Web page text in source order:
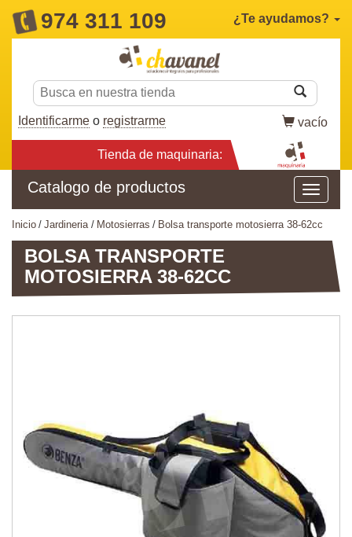
974 311 109 ¿Te ayudamos?
Identificarme o registrarme vacío
Tienda de maquinaria:
Catalogo de productos
inicio jardineria motosierras bolsa transporte motosierra 38-62cc
BOLSA TRANSPORTE
MOTOSIERRA 38-62CC